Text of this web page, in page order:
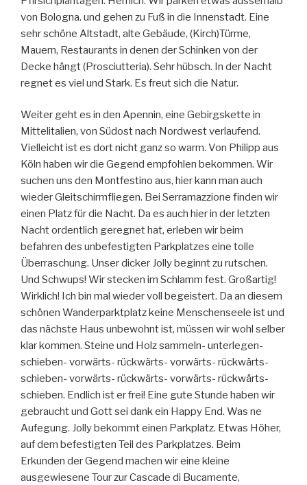
von Bologna. und gehen zu Fuß in die Innenstadt. Eine
sehr schöne Altstadt, alte Gebäude, (Kirch)Türme,
Mauern, Restaurants in denen der Schinken von der
Decke hängt (Prosciutteria). Sehr hübsch. In der Nacht
regnet es viel und Stark. Es freut sich die Natur.
Weiter geht es in den Apennin, eine Gebirgskette in
Mittelitalien, von Südost nach Nordwest verlaufend.
Vielleicht ist es dort nicht ganz so warm. Von Philipp aus
Köln haben wir die Gegend empfohlen bekommen. Wir
suchen uns den Montfestino aus, hier kann man auch
wieder Gleitschirmfliegen. Bei Serramazzione finden wir
einen Platz für die Nacht. Da es auch hier in der letzten
Nacht ordentlich geregnet hat, erleben wir beim
befahren des unbefestigten Parkplatzes eine tolle
Überraschung. Unser dicker Jolly beginnt zu rutschen.
Und Schwups! Wir stecken im Schlamm fest. Großartig!
Wirklich! Ich bin mal wieder voll begeistert. Da an diesem
schönen Wanderparktplatz keine Menschenseele ist und
das nächste Haus unbewohnt ist, müssen wir wohl selber
klar kommen. Steine und Holz sammeln- unterlegen-
schieben- vorwärts- rückwärts- vorwärts- rückwärts-
schieben- vorwärts- rückwärts- vorwärts- rückwärts-
schieben. Endlich ist er frei! Eine gute Stunde haben wir
gebraucht und Gott sei dank ein Happy End. Was ne
Aufegung. Jolly bekommt einen Parkplatz. Etwas Höher,
auf dem befestigten Teil des Parkplatzes. Beim
Erkunden der Gegend machen wir eine kleine
ausgewiesene Tour zur Cascade di Bucamente,